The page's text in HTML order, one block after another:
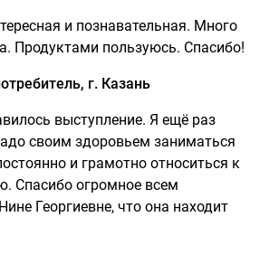
и познавательная. Много
Продуктами пользуюсь. Спасибо!
г. Казань
выступление. Я ещё раз
своим здоровьем заниматься
и грамотно относиться к
Спасибо огромное всем
Георгиевне, что она находит